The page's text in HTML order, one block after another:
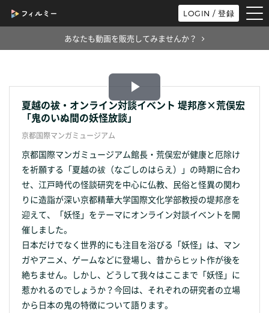
LOGIN / 登録
あなたも動画を販売してみませんか？
Play
夏越の祓・オンライン対談イベント 堤邦彦×荒俣宏
「鬼のいぬ間の妖怪放談」
京都国際マンガミュージアム
京都国際マンガミュージアム館長・荒俣宏が健康と厄除け
を祈願する「夏越の祓（なごしのはらえ）」の時期に合わ
せ、江戸時代の怪談研究を中心に仏教、民俗と怪異の関わ
りに造詣が深い京都精華大学国際文化学部教授の堤邦彦を
迎えて、「妖怪」をテーマにオンライン対談イベントを開
催しました。
日本だけでなく世界的にも注目を浴びる「妖怪」は、マン
ガやアニメ、ゲームなどに登場し、昔からヒット作が後を
絶ちません。しかし、どうして我々はここまで「妖怪」に
惹かれるのでしょうか？今回は、それぞれの研究者の立場
から日本の鬼の特徴について語ります。